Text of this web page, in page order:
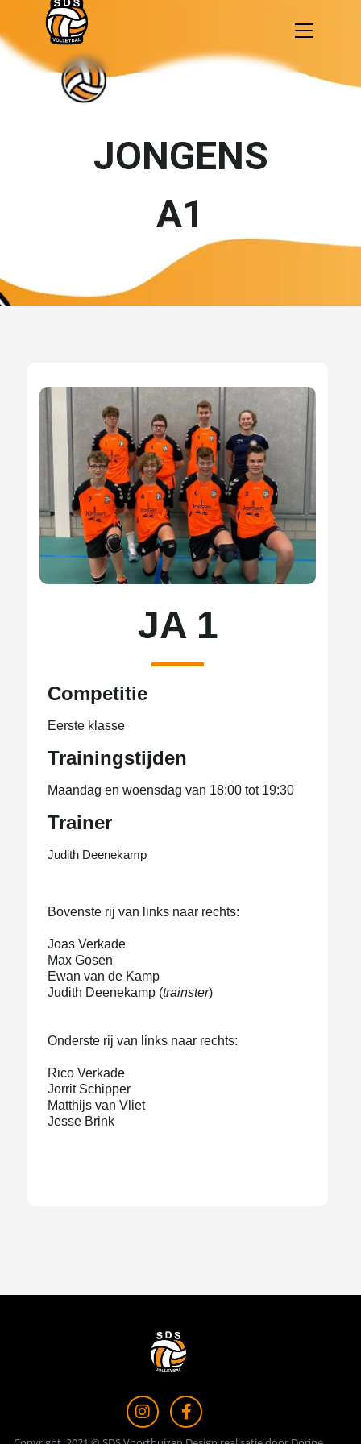
JONGENS
A1
JA 1
Competitie
Eerste klasse
Trainingstijden
Maandag en woensdag van 18:00 tot 19:30
Trainer
Judith Deenekamp
Bovenste rij van links naar rechts:
Joas Verkade
Max Gosen
Ewan van de Kamp
Judith Deenekamp (trainster)
Onderste rij van links naar rechts:
Rico Verkade
Jorrit Schipper
Matthijs van Vliet
Jesse Brink